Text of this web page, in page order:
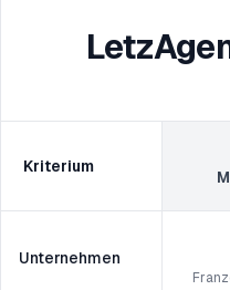
Kriterium
Unternehmen